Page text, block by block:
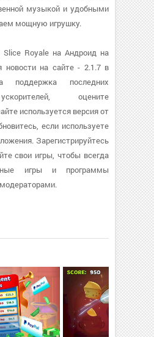
музыкой и удобными
мощную игрушку.
Slice Royale на Андроид на
новости на сайте - 2.1.7 в
поддержка последних
оцените
используется версия от
если используете
Зарегистрируйтесь
свои игры, чтобы всегда
игры и программы